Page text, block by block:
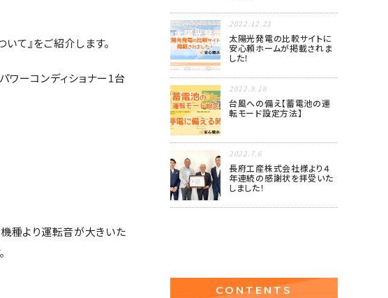
て』をご紹介します。
ワーコンディショナー1台
種より運転音が大きいた
2022.12.23
太陽光発電の比較サイトに
安心頼ホームが掲載されま
した！
2022.9.16
台風への備え【蓄電池の運
転モード設定方法】
2022.7.6
長府工産株式会社様より４
年連続の感謝状を拝受いた
しました！
CONTENTS